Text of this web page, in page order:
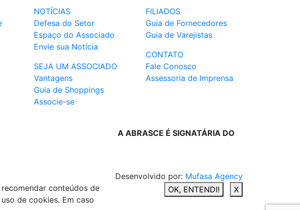
NOTÍCIAS
Defesa do Setor
Espaço do Associado
Envie sua Notícia
SEJA UM ASSOCIADO
Vantagens
Guia de Shoppings
Associe-se
FILIADOS
Guia de Fornecedores
Guia de Varejistas
CONTATO
Fale Conosco
Assessoria de Imprensa
A ABRASCE É SIGNATÁRIA DO
Desenvolvido por: Mufasa Agency
conteúdos de
de cookies. Em caso
OK, ENTENDI! X